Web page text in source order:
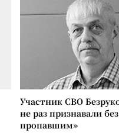
Участник СВО
не раз признавали
пропавшим»